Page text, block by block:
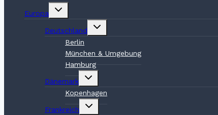
Europa
Untermenü
umschalten
Deutschland
Untermenü
umschalten
Berlin
München & Umgebung
Hamburg
Dänemark
Untermenü
umschalten
Kopenhagen
Frankreich
Untermenü
umschalten